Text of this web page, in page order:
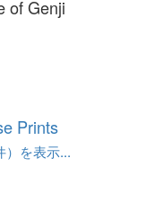
of Genji
Prints
を表示...